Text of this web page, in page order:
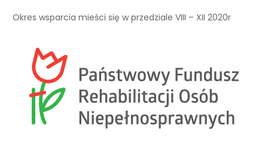
Okres wsparcia mieści się w przedziale VIII – XII 2020r